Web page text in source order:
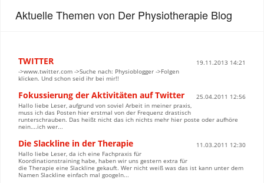
Aktuelle Themen von Der Physiotherapie Blog
TWITTER
19.11.2013 14:21
->www.twitter.com ->Suche nach: Physioblogger ->Folgen
klicken. Und schon seid ihr bei mir!!
Fokussierung der Aktivitäten auf Twitter
25.04.2011 12:56
Hallo liebe Leser, aufgrund von soviel Arbeit in meiner praxis,
muss ich das Posten hier erstmal von der Frequenz drastisch
runterschrauben. Das heißt nicht das ich nichts mehr hier poste oder aufhöre
nein….ich wer...
Die Slackline in der Therapie
11.03.2011 12:30
Hallo liebe Leser, da ich eine Fachpraxis für
Koordinationstraining habe, haben wir uns gestern extra für
die Therapie eine Slackline gekauft. Wer nicht weiß was das ist kann unter dem
Namen Slackline einfach mal googeln...